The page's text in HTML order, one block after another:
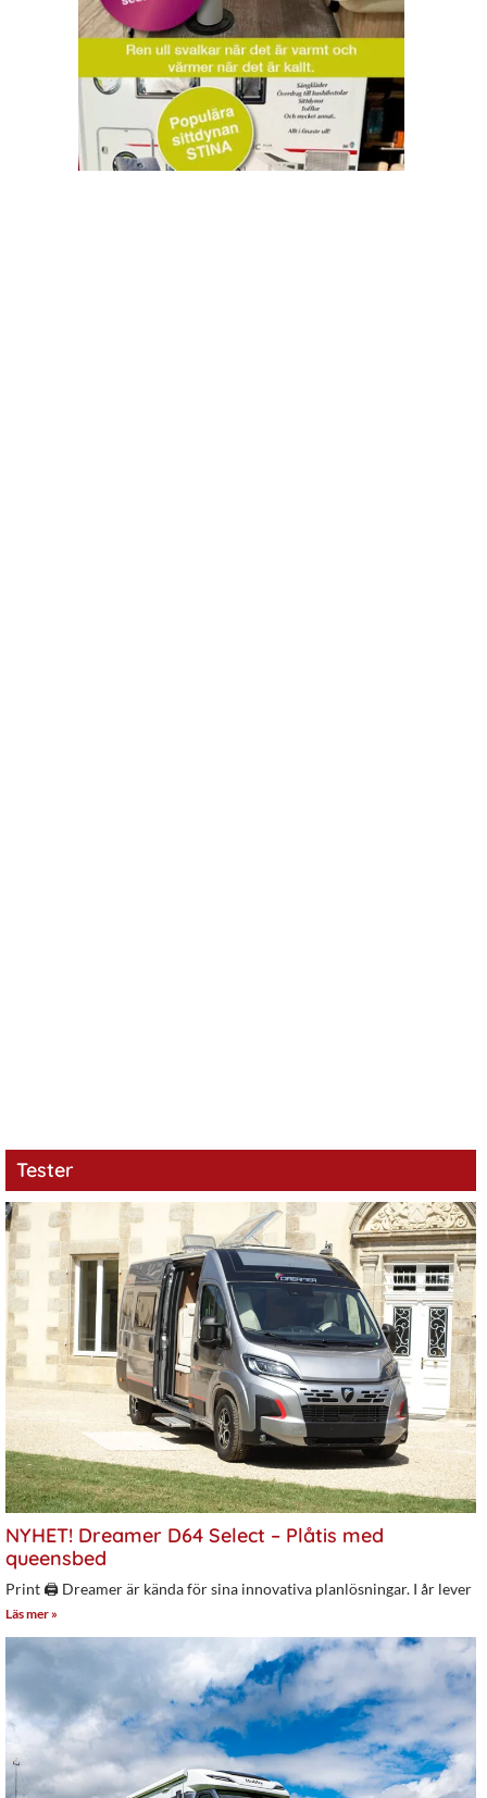
Tester
NYHET! Dreamer D64 Select – Plåtis med
queensbed
Print 🖨 Dreamer är kända för sina innovativa planlösningar. I år lever
Läs mer »